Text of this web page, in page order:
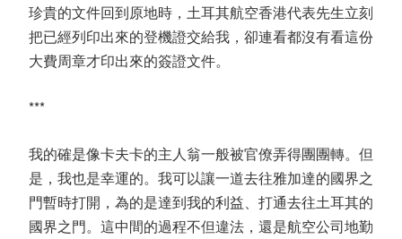
珍貴的文件回到原地時，土耳其航空香港代表先生立刻
把已經列印出來的登機證交給我，卻連看都沒有看這份
大費周章才印出來的簽證文件。
***
我的確是像卡夫卡的主人翁一般被官僚弄得團團轉。但
是，我也是幸運的。我可以讓一道去往雅加達的國界之
門暫時打開，為的是達到我的利益、打通去往土耳其的
國界之門。這中間的過程不但違法，還是航空公司地勤